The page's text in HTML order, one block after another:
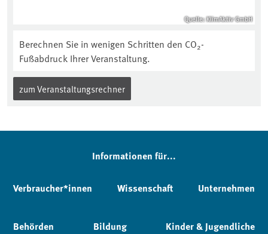
Quelle: KlimAktiv GmbH
Berechnen Sie in wenigen Schritten den CO2-
Fußabdruck Ihrer Veranstaltung.
zum Veranstaltungsrechner
Informationen für...
Verbraucher*innen Wissenschaft Unternehmen
Behörden Bildung Kinder & Jugendliche